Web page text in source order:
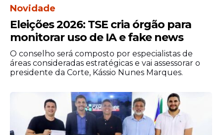
Diante da situação, a mulher manifestou
interesse em representar criminalmente
pelo crime de injúria. Após esse
posicionamento, os policiais conduziram
todos os envolvidos para a 5ª Delegacia de
Polícia do DF, localizada na área central de
O registro na delegacia formalizou a
ocorrência e permitiu que as versões
fossem apresentadas às autoridades. A
Novidade
Eleições 2026: TSE cria órgão para
monitorar uso de IA e fake news
O conselho será composto por especialistas de
áreas consideradas estratégicas e vai assessorar o
presidente da Corte, Kássio Nunes Marques.